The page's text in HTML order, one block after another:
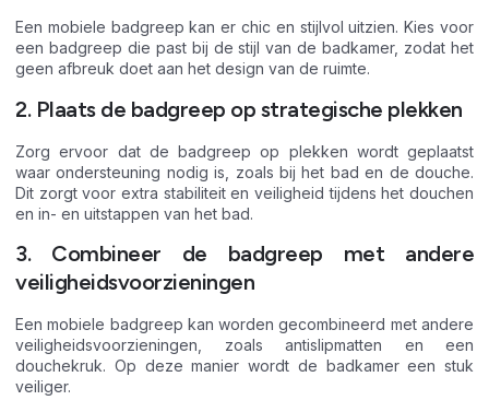
Een mobiele badgreep kan er chic en stijlvol uitzien. Kies voor
een badgreep die past bij de stijl van de badkamer, zodat het
geen afbreuk doet aan het design van de ruimte.
2. Plaats de badgreep op strategische plekken
Zorg ervoor dat de badgreep op plekken wordt geplaatst
waar ondersteuning nodig is, zoals bij het bad en de douche.
Dit zorgt voor extra stabiliteit en veiligheid tijdens het douchen
en in- en uitstappen van het bad.
3. Combineer de badgreep met andere
veiligheidsvoorzieningen
Een mobiele badgreep kan worden gecombineerd met andere
veiligheidsvoorzieningen, zoals antislipmatten en een
douchekruk. Op deze manier wordt de badkamer een stuk
veiliger.